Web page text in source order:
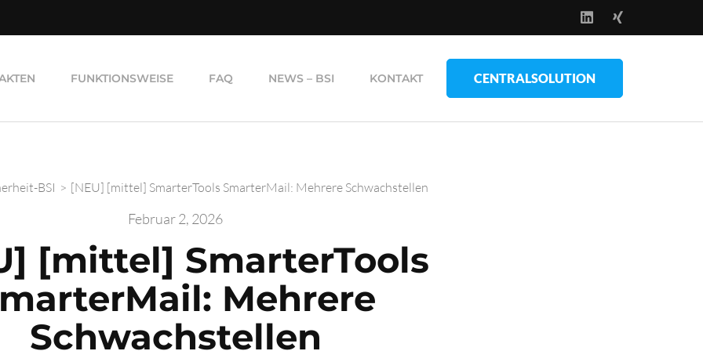
FUNKTIONSWEISE FAQ NEWS – BSI KONTAKT CENTRALSOLUTION
BSI > [NEU] [mittel] SmarterTools SmarterMail: Mehrere Schwachstellen
Februar 2, 2026
[mittel] SmarterTools
Mehrere
Schwachstellen